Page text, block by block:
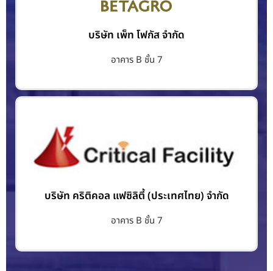
บริษัท เพ็ท โฟกัส จำกัด
อาคาร B ชั้น 7
บริษัท คริติคอล แฟซิลิตี้ (ประเทศไทย) จำกัด
อาคาร B ชั้น 7